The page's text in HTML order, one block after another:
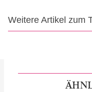
Weitere Artikel zum